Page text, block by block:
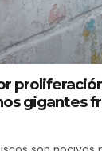
gigantes